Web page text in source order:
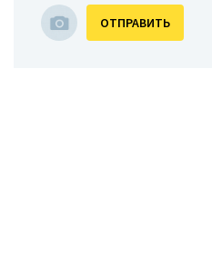
ОТПРАВИТЬ